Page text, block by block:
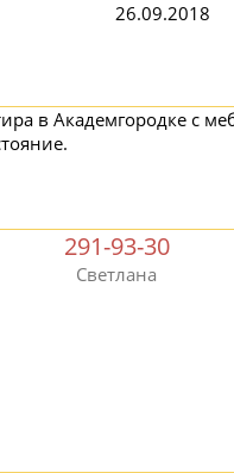
26.09.2018
в Академгородке с
291-93-30
Светлана